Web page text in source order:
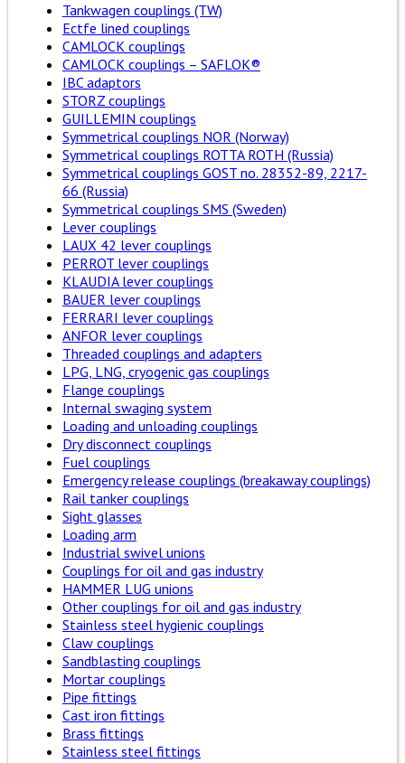
Tankwagen couplings (TW)
Ectfe lined couplings
CAMLOCK couplings
CAMLOCK couplings – SAFLOK®
IBC adaptors
STORZ couplings
GUILLEMIN couplings
Symmetrical couplings NOR (Norway)
Symmetrical couplings ROTTA ROTH (Russia)
Symmetrical couplings GOST no. 28352-89, 2217-
66 (Russia)
Symmetrical couplings SMS (Sweden)
Lever couplings
LAUX 42 lever couplings
PERROT lever couplings
KLAUDIA lever couplings
BAUER lever couplings
FERRARI lever couplings
ANFOR lever couplings
Threaded couplings and adapters
LPG, LNG, cryogenic gas couplings
Flange couplings
Internal swaging system
Loading and unloading couplings
Dry disconnect couplings
Fuel couplings
Emergency release couplings (breakaway couplings)
Rail tanker couplings
Sight glasses
Loading arm
Industrial swivel unions
Couplings for oil and gas industry
HAMMER LUG unions
Other couplings for oil and gas industry
Stainless steel hygienic couplings
Claw couplings
Sandblasting couplings
Mortar couplings
Pipe fittings
Cast iron fittings
Brass fittings
Stainless steel fittings